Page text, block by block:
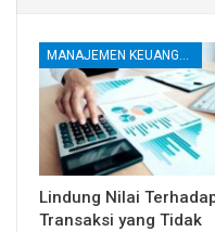
MANAJEMEN KEUANGAN
Lindung Nilai
Transaksi yang Tidak